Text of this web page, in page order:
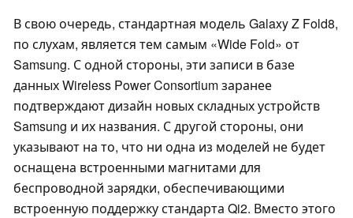
В свою очередь, стандартная модель Galaxy Z Fold8,
по слухам, является тем самым «Wide Fold» от
Samsung. С одной стороны, эти записи в базе
данных Wireless Power Consortium заранее
подтверждают дизайн новых складных устройств
Samsung и их названия. С другой стороны, они
указывают на то, что ни одна из моделей не будет
оснащена встроенными магнитами для
беспроводной зарядки, обеспечивающими
встроенную поддержку стандарта Qi2. Вместо этого